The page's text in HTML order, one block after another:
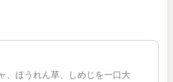
、ほうれん草、しめじを一口大